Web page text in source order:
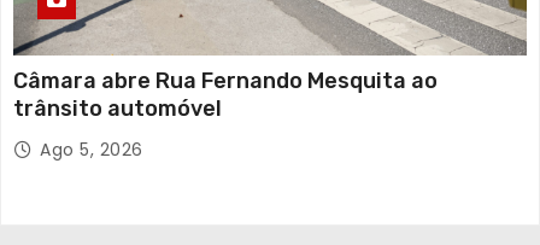
Câmara abre Rua Fernando Mesquita ao
trânsito automóvel
Ago 5, 2026